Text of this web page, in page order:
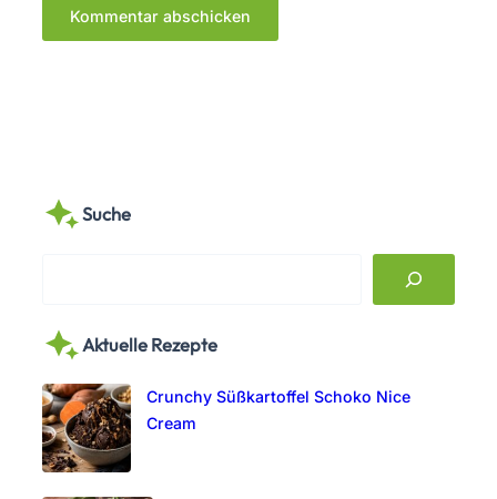
Suche
r
h
Aktuelle Rezepte
Crunchy Süßkartoffel Schoko Nice
Cream